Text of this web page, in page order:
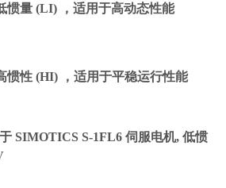
惯量 (LI) ，适用于高动态性能
惯性 (HI) ，适用于平稳运行性能
SIMOTICS S-1FL6 伺服电机, 低惯